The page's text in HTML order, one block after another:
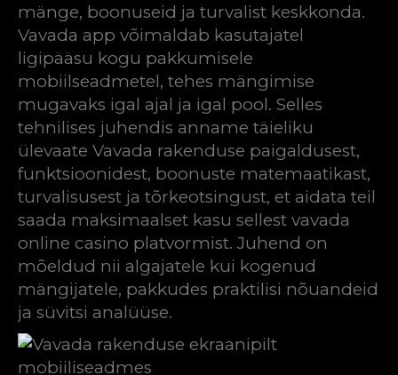
mänge, boonuseid ja turvalist keskkonda.
Vavada app võimaldab kasutajatel
ligipääsu kogu pakkumisele
mobiilseadmetel, tehes mängimise
mugavaks igal ajal ja igal pool. Selles
tehnilises juhendis anname täieliku
ülevaate Vavada rakenduse paigaldusest,
funktsioonidest, boonuste matemaatikast,
turvalisusest ja tõrkeotsingust, et aidata teil
saada maksimaalset kasu sellest vavada
online casino platvormist. Juhend on
mõeldud nii algajatele kui kogenud
mängijatele, pakkudes praktilisi nõuandeid
ja süvitsi analüüse.